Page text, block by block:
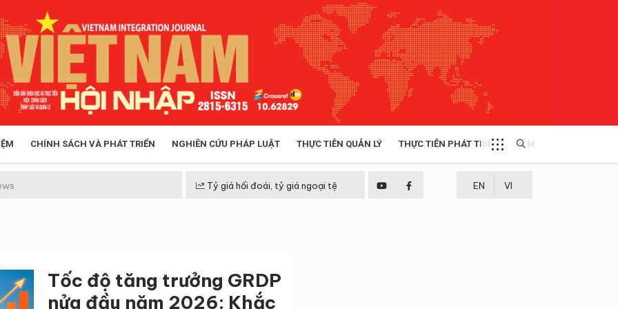
CHÍNH SÁCH VÀ PHÁT TRIỂN NGHIÊN CỨU PHÁP LUẬT THỰC TIỄN QUẢN LÝ THỰC TIỄN PHÁT TRIỂN MULTIMEDIA
Tỷ giá hối đoái, tỷ giá ngoại tệ EN VI
Tốc độ tăng trưởng GRDP
nửa đầu năm 2026: Khắc